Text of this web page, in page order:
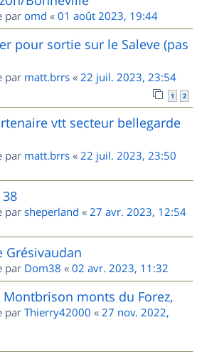
par omd « 01 août 2023, 19:44
pour sortie sur le Saleve (pas
par matt.brrs « 22 juil. 2023, 23:54
1 2
vtt secteur bellegarde
par matt.brrs « 22 juil. 2023, 23:50
38
par sheperland « 27 avr. 2023, 12:54
Grésivaudan
par Dom38 « 02 avr. 2023, 11:32
Montbrison monts du Forez,
par Thierry42000 « 27 nov. 2022,